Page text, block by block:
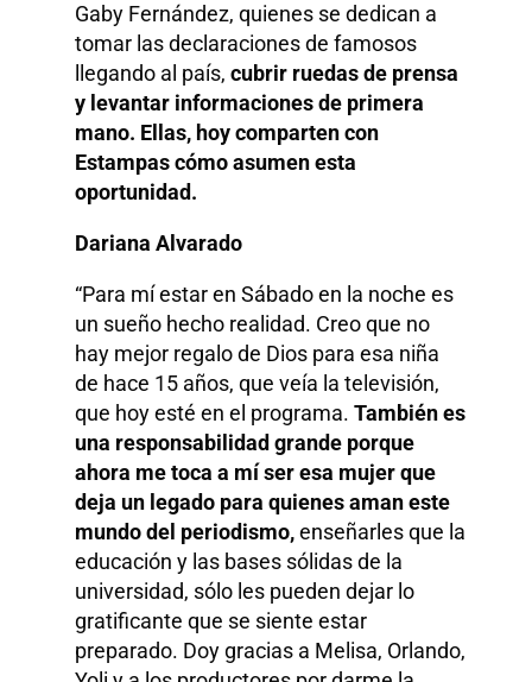
Gaby Fernández, quienes se dedican a
tomar las declaraciones de famosos
llegando al país,cubrir ruedas de prensa
y levantar informaciones de primera
mano. Ellas, hoy comparten con
Estampas cómo asumen esta
oportunidad.
Dariana Alvarado
“Para mí estar en Sábado en la noche es
un sueño hecho realidad. Creo que no
hay mejor regalo de Dios para esa niña
de hace 15 años, que veía la televisión,
que hoy esté en el programa.También es
una responsabilidad grande porque
ahora me toca a mí ser esa mujer que
deja un legado para quienes aman este
mundo del periodismo,enseñarles que la
educación y las bases sólidas de la
universidad, sólo les pueden dejar lo
gratificante que se siente estar
preparado. Doy gracias a Melisa, Orlando,